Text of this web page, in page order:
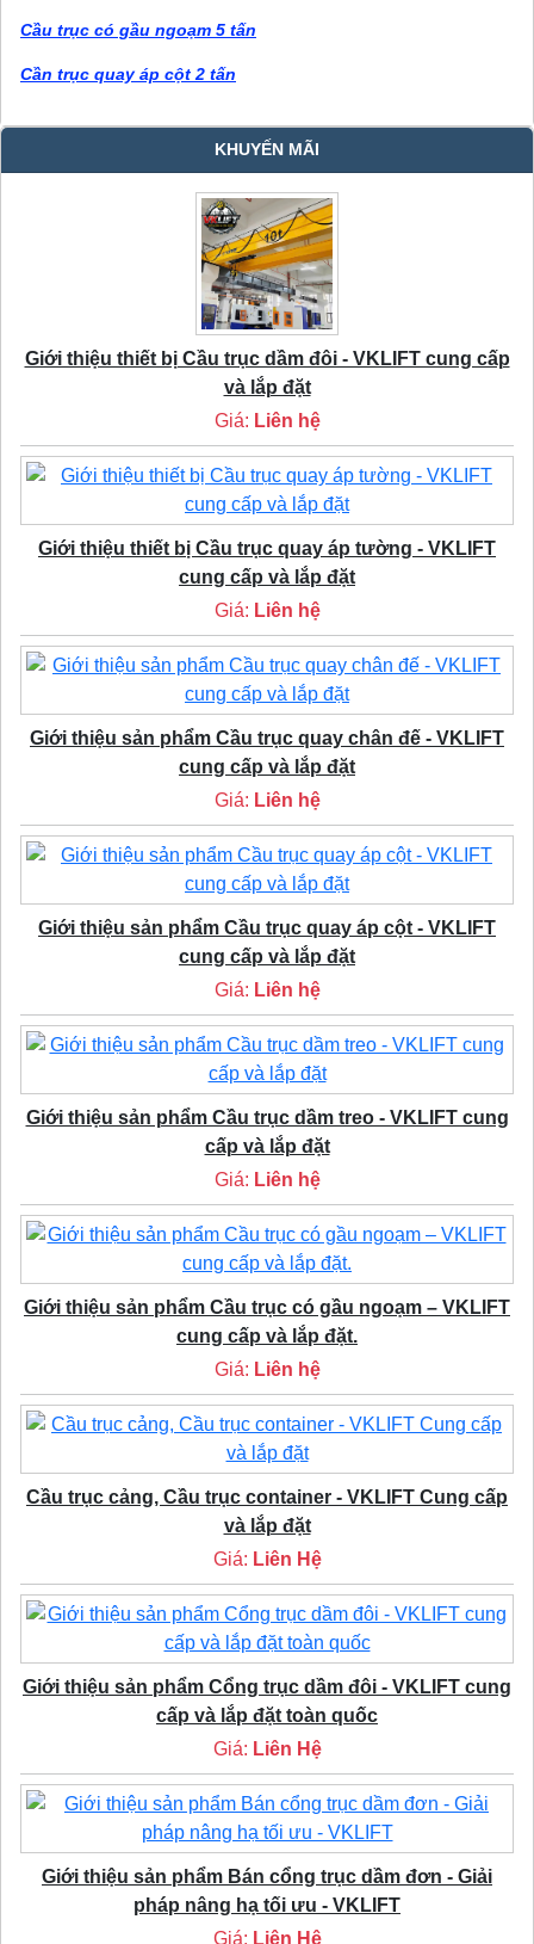
Cầu trục có gầu ngoạm 5 tấn
Cần trục quay áp cột 2 tấn
KHUYẾN MÃI
Giới thiệu thiết bị Cầu trục dầm đôi - VKLIFT cung cấp
và lắp đặt
Giá: Liên hệ
Giới thiệu thiết bị Cầu trục quay áp tường - VKLIFT
cung cấp và lắp đặt
Giá: Liên hệ
Giới thiệu sản phẩm Cầu trục quay chân đế - VKLIFT
cung cấp và lắp đặt
Giá: Liên hệ
Giới thiệu sản phẩm Cầu trục quay áp cột - VKLIFT
cung cấp và lắp đặt
Giá: Liên hệ
Giới thiệu sản phẩm Cầu trục dầm treo - VKLIFT cung
cấp và lắp đặt
Giá: Liên hệ
Giới thiệu sản phẩm Cầu trục có gầu ngoạm – VKLIFT
cung cấp và lắp đặt.
Giá: Liên hệ
Cầu trục cảng, Cầu trục container - VKLIFT Cung cấp
và lắp đặt
Giá: Liên Hệ
Giới thiệu sản phẩm Cổng trục dầm đôi - VKLIFT cung
cấp và lắp đặt toàn quốc
Giá: Liên Hệ
Giới thiệu sản phẩm Bán cổng trục dầm đơn - Giải
pháp nâng hạ tối ưu - VKLIFT
Giá: Liên Hệ